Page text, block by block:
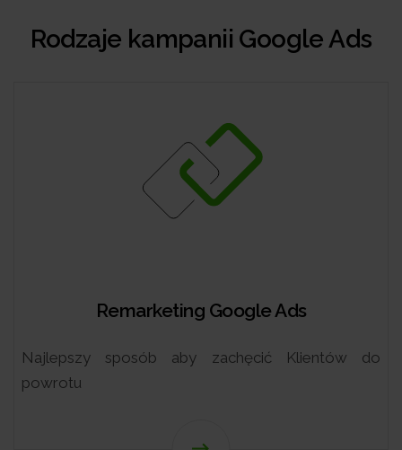
Rodzaje kampanii Google Ads
Remarketing Google Ads
sposób aby zachęcić Klientów do